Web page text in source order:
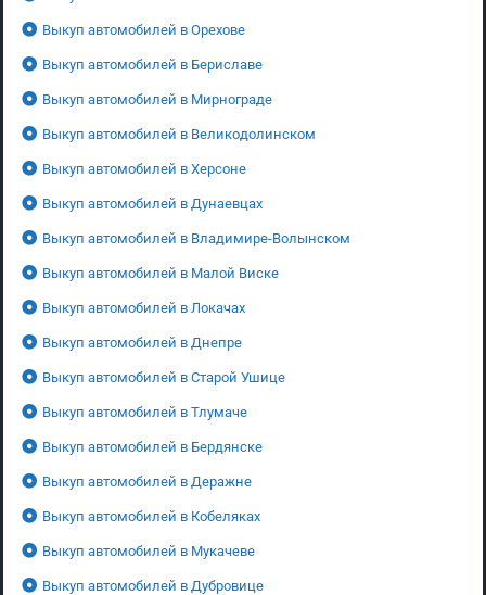
Выкуп автомобилей в Орехове
Выкуп автомобилей в Бериславе
Выкуп автомобилей в Мирнограде
Выкуп автомобилей в Великодолинском
Выкуп автомобилей в Херсоне
Выкуп автомобилей в Дунаевцах
Выкуп автомобилей в Владимире-Волынском
Выкуп автомобилей в Малой Виске
Выкуп автомобилей в Локачах
Выкуп автомобилей в Днепре
Выкуп автомобилей в Старой Ушице
Выкуп автомобилей в Тлумаче
Выкуп автомобилей в Бердянске
Выкуп автомобилей в Деражне
Выкуп автомобилей в Кобеляках
Выкуп автомобилей в Мукачеве
Выкуп автомобилей в Дубровице